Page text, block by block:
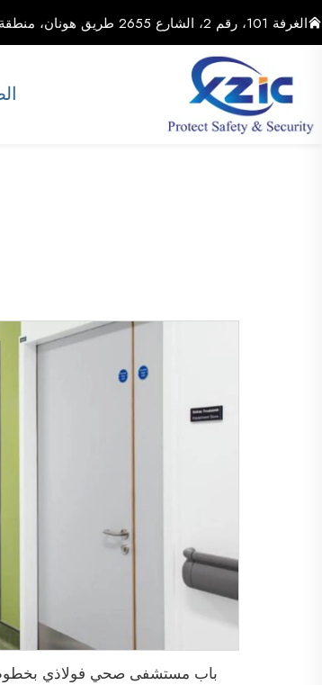
الغرفة 101، رقم 2، الشارع 2655 طريق هونان، منطقة بودونغ الجديدة، مدينة شنغهاي، الصين
باب مستشفى صحي فولاذي